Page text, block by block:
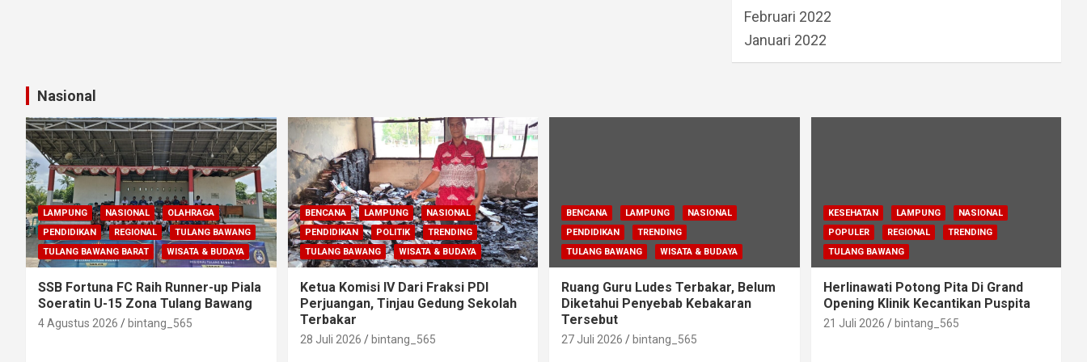
Februari 2022
Januari 2022
Nasional
LAMPUNG NASIONAL
OLAHRAGA
PENDIDIKAN
REGIONAL
TULANG BAWANG
TULANG BAWANG BARAT
WISATA & BUDAYA
SSB Fortuna FC Raih Runner-up Piala
Soeratin U-15 Zona Tulang Bawang
4 Agustus 2026 bintang_565
BENCANA LAMPUNG
NASIONAL
PENDIDIKAN
POLITIK
TRENDING
TULANG BAWANG
WISATA & BUDAYA
Ketua Komisi IV Dari Fraksi PDI
Perjuangan, Tinjau Gedung Sekolah
Terbakar
28 Juli 2026 bintang_565
BENCANA LAMPUNG
NASIONAL
PENDIDIKAN
TRENDING
TULANG BAWANG
WISATA & BUDAYA
Ruang Guru Ludes Terbakar, Belum
Diketahui Penyebab Kebakaran
Tersebut
27 Juli 2026 bintang_565
KESEHATAN LAMPUNG
NASIONAL
POPULER
REGIONAL
TRENDING
TULANG BAWANG
Herlinawati Potong Pita Di Grand
Opening Klinik Kecantikan Puspita
21 Juli 2026 bintang_565